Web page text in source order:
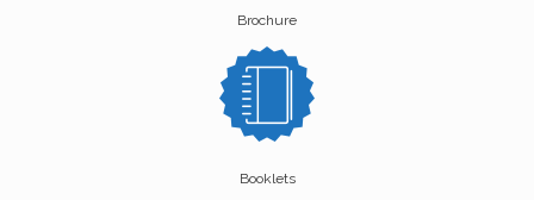
Brochure
Booklets